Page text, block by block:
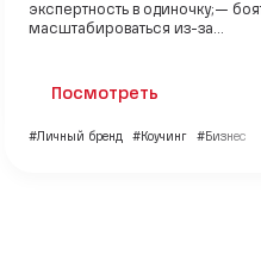
экспертность в одиночку;—
масштабироваться из-за...
Посмотреть
#Личный бренд #Коучинг #Бизнес